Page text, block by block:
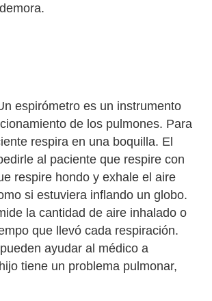
espirómetro es un instrumento
de los pulmones. Para
respira en una boquilla. El
al paciente que respire con
respire hondo y exhale el aire
si estuviera inflando un globo.
la cantidad de aire inhalado o
que llevó cada respiración.
ayudar al médico a
tiene un problema pulmonar,